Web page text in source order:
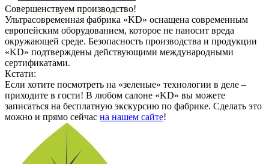
Совершенствуем производство!
Ультрасовременная фабрика «KD» оснащена современным
европейским оборудованием, которое не наносит вреда
окружающей среде. Безопасность производства и продукции
«KD» подтверждены действующими международными
сертификатами.
Кстати:
Если хотите посмотреть на «зеленые» технологии в деле –
приходите в гости! В любом салоне «KD» вы можете
записаться на бесплатную экскурсию по фабрике. Сделать это
можно и прямо сейчас на нашем сайте!